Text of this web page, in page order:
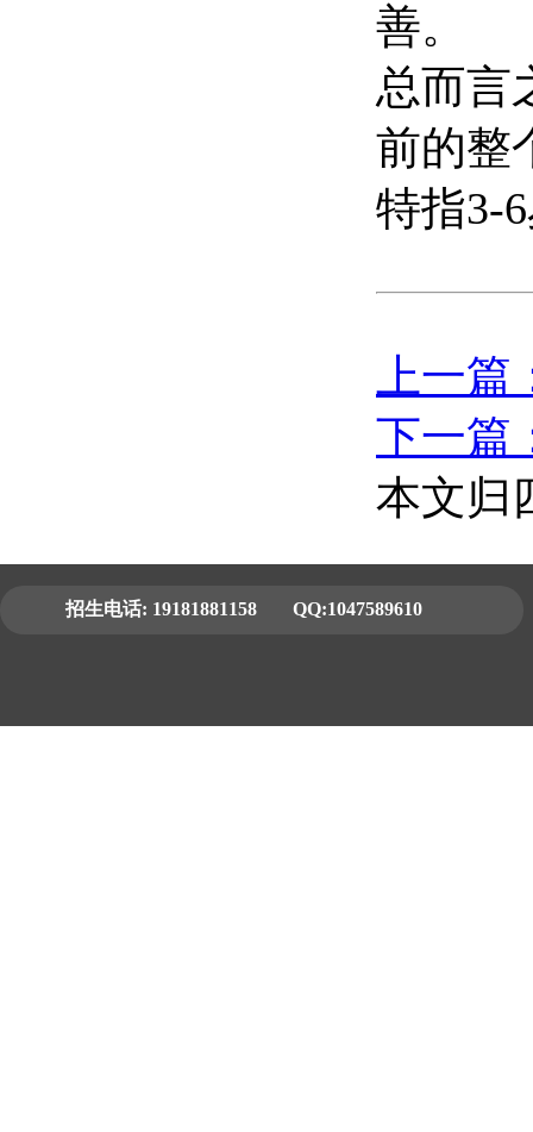
善。
总而言
前的整
特指3-
上一
下一篇
本文归
招生电话: 19181881158 QQ:1047589610